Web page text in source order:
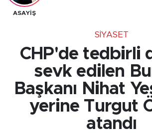
ASAYİŞ
SİYASET
CHP'de tedbirli
sevk edilen
Başkanı Nihat
yerine Turgut
atandı
Son Dakika Haberleri